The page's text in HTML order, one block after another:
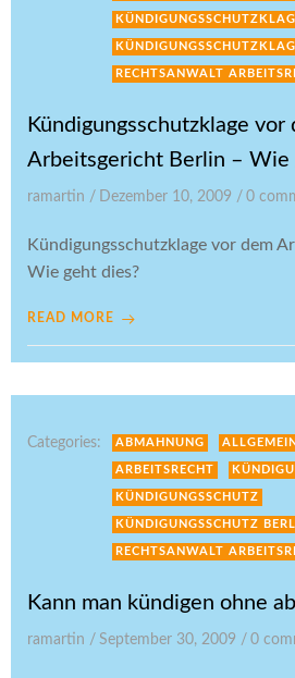
RECHTSANWALT
Kündigungsschutzklage vor
Arbeitsgericht Berlin – Wie
ramartin / Dezember 10, 2009 / 0
Kündigungsschutzklage vor dem
Wie geht dies?
READ MORE
Categories: ABMAHNUNG ALLGEMEIN
ARBEITSRECHT
KÜNDIGUNGSSCHUTZ
KÜNDIGUNGSSCHUTZ
RECHTSANWALT
Kann man kündigen ohne
ramartin / September 30, 2009 / 0